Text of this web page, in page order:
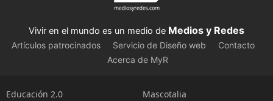
Vivir en el mundo es un medio de Medios y Redes
Artículos patrocinados Servicio de Diseño web
Contacto
Acerca de MyR
Educación 2.0
Mascotalia